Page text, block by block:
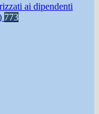
ai dipendenti
773